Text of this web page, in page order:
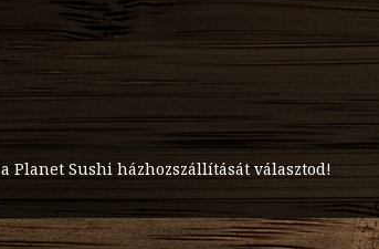
Planet Sushi házhozszállítását választod!